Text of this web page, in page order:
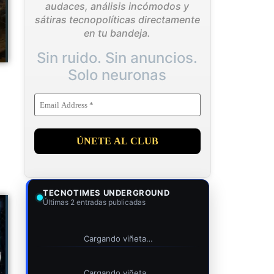
audaces, análisis incómodos y
sátiras tecnopolíticas directamente
en tu bandeja.
Sin ruido. Sin anuncios.
Solo neuronas
TECNOTIMES UNDERGROUND
Últimas 2 entradas publicadas
Cargando viñeta…